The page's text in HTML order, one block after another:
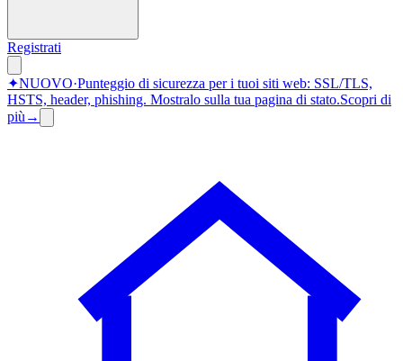
Registrati
✦NUOVO·Punteggio di sicurezza per i tuoi siti web: SSL/TLS,
HSTS, header, phishing. Mostralo sulla tua pagina di stato.Scopri di
più →